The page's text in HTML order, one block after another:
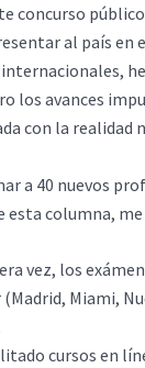
concurso
al país
los avances
con la realidad
a 40 nuevos
esta columna,
vez, los
Miami,
cursos en